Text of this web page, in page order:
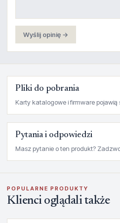
Wyślij opinię →
Pliki do pobrania
Karty katalogowe i firmware pojawią
Pytania i odpowiedzi
Masz pytanie o ten produkt?
POPULARNE PRODUKTY
Klienci oglądali także